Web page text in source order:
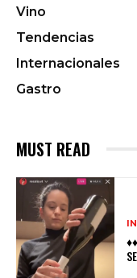
Vino
Tendencias
Internacionales
Gastro
MUST READ